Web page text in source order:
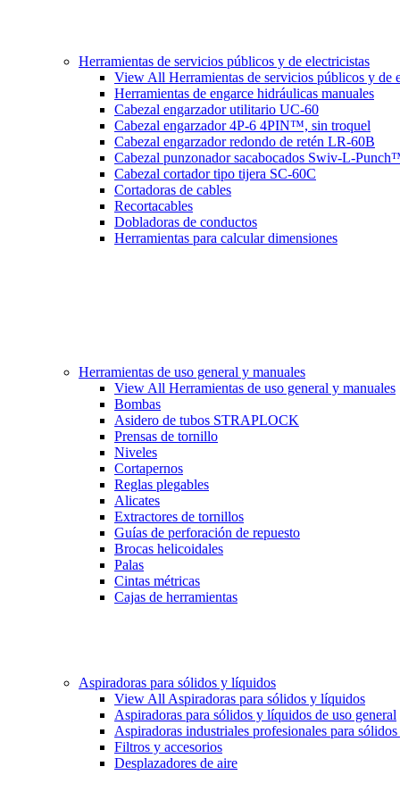
Herramientas de servicios públicos y de electricistas
View All Herramientas de servicios públicos y de
Herramientas de engarce hidráulicas manuales
Cabezal engarzador utilitario UC-60
Cabezal engarzador 4P-6 4PIN™, sin troquel
Cabezal engarzador redondo de retén LR-60B
Cabezal punzonador sacabocados Swiv-L-
Cabezal cortador tipo tijera SC-60C
Cortadoras de cables
Recortacables
Dobladoras de conductos
Herramientas para calcular dimensiones
Herramientas de uso general y manuales
View All Herramientas de uso general y manuales
Bombas
Asidero de tubos STRAPLOCK
Prensas de tornillo
Niveles
Cortapernos
Reglas plegables
Alicates
Extractores de tornillos
Guías de perforación de repuesto
Brocas helicoidales
Palas
Cintas métricas
Cajas de herramientas
Aspiradoras para sólidos y líquidos
View All Aspiradoras para sólidos y líquidos
Aspiradoras para sólidos y líquidos de uso general
Aspiradoras industriales profesionales para
Filtros y accesorios
Desplazadores de aire